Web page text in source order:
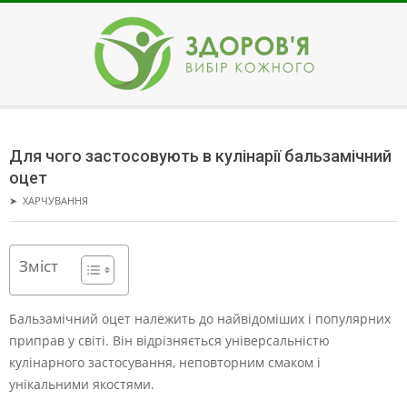
ЗДОРОВ'Я
Menu
Для чого застосовують в кулінарії бальзамічний
оцет
➤ ХАРЧУВАННЯ
Зміст
Бальзамічний оцет належить до найвідоміших і популярних
приправ у світі. Він відрізняється універсальністю
кулінарного застосування, неповторним смаком і
унікальними якостями.